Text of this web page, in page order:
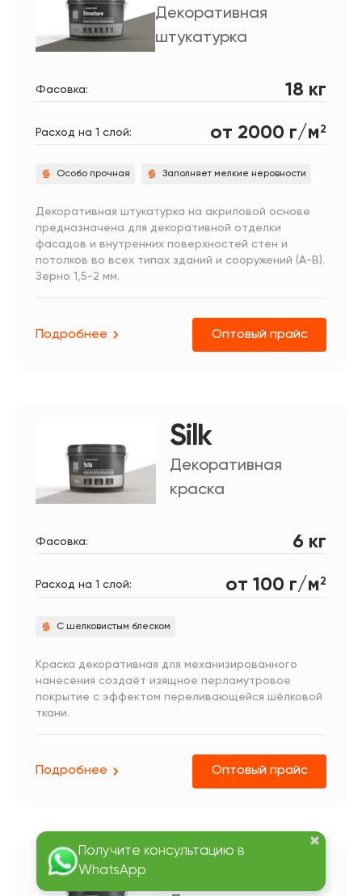
Декоративная
штукатурка
Фасовка: 18 кг
Расход на 1 слой: от 2000 г/м 2
Особо прочная Заполняет мелкие неровности
Декоративная штукатурка на акриловой основе
предназначена для декоративной отделки
фасадов и внутренних поверхностей стен и
потолков во всех типах зданий и сооружений (А-В).
Зерно 1,5-2 мм.
Подробнее Оптовый прайс
Silk
Декоративная
краска
Фасовка: 6 кг
Расход на 1 слой: от 100 г/м 2
С шелковистым блеском
Краска декоративная для механизированного
нанесения создаёт изящное перламутровое
покрытие с эффектом переливающейся шёлковой
ткани.
Подробнее Оптовый прайс